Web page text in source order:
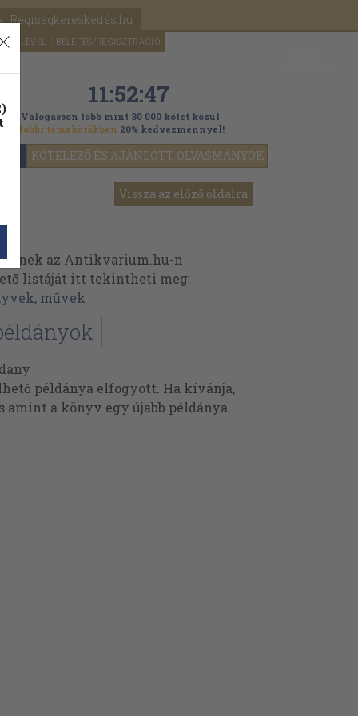
Régiségkereskedés.hu
HÍRLEVÉL BELÉPÉS/REGISZTRÁCIÓ
KÖTELEZŐ ÉS AJÁNLOTT OLVASMÁNYOK
11:52:47
Válogasson több mint 30 000 kötet közül
Hobbi témakörökben 20% kedvezménnyel!
Vissza az előző oldalra
az Antikvarium.hu-n
listáját itt tekintheti meg:
művek
példánya elfogyott. Ha kívánja,
amint a könyv egy újabb példánya